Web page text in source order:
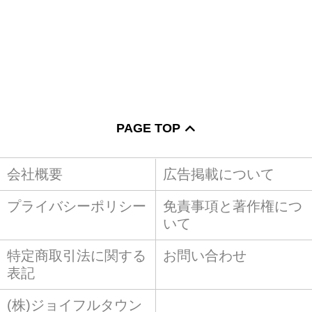
PAGE TOP
会社概要 広告掲載について
プライバシーポリシー
免責事項と著作権につ
いて
特定商取引法に関する
表記
お問い合わせ
(株)ジョイフルタウン